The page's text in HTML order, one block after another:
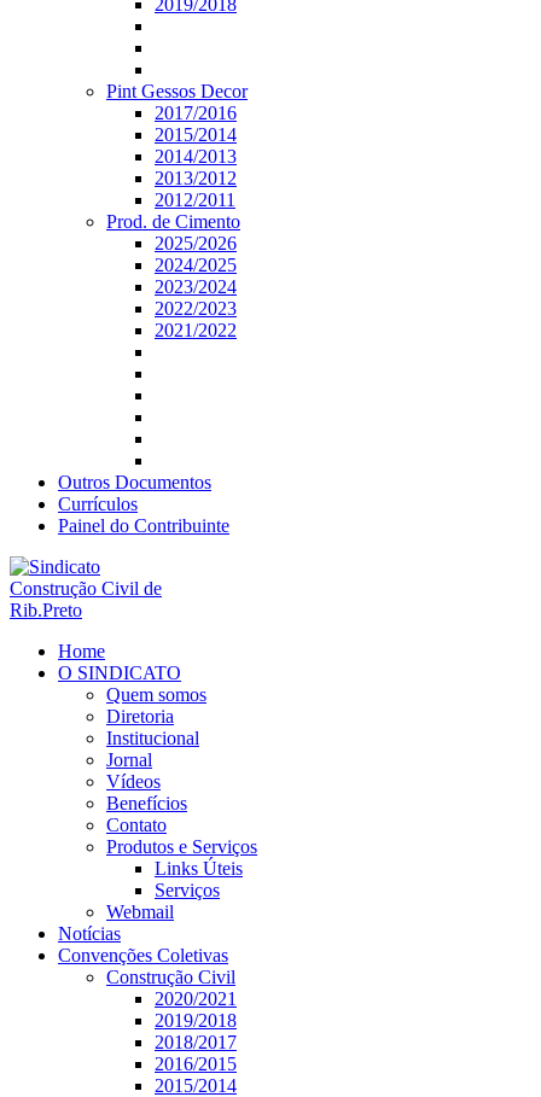
2019/2018
Pint Gessos Decor
2017/2016
2015/2014
2014/2013
2013/2012
2012/2011
Prod. de Cimento
2025/2026
2024/2025
2023/2024
2022/2023
2021/2022
Outros Documentos
Currículos
Painel do Contribuinte
Home
O SINDICATO
Quem somos
Diretoria
Institucional
Jornal
Vídeos
Benefícios
Contato
Produtos e Serviços
Links Úteis
Serviços
Webmail
Notícias
Convenções Coletivas
Construção Civil
2020/2021
2019/2018
2018/2017
2016/2015
2015/2014